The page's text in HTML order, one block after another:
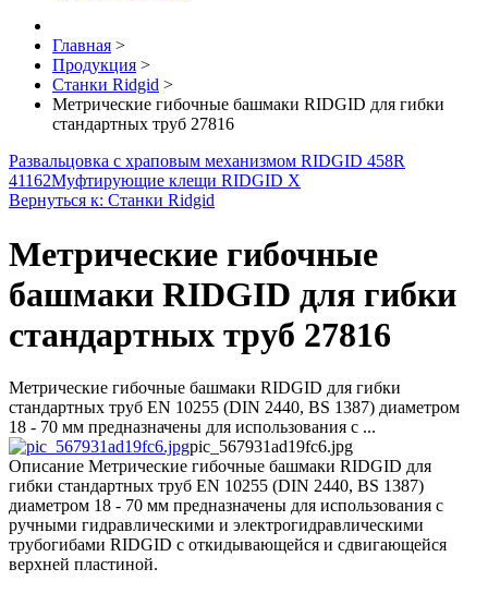
Главная >
Продукция >
Станки Ridgid >
Метрические гибочные башмаки RIDGID для гибки
стандартных труб 27816
Развальцовка с храповым механизмом RIDGID 458R
41162Муфтирующие клещи RIDGID X
Вернуться к: Станки Ridgid
Метрические гибочные
башмаки RIDGID для гибки
стандартных труб 27816
Метрические гибочные башмаки RIDGID для гибки
стандартных труб EN 10255 (DIN 2440, BS 1387) диаметром
18 - 70 мм предназначены для использования с ...
pic_567931ad19fc6.jpg
Описание Метрические гибочные башмаки RIDGID для
гибки стандартных труб EN 10255 (DIN 2440, BS 1387)
диаметром 18 - 70 мм предназначены для использования с
ручными гидравлическими и электрогидравлическими
трубогибами RIDGID с откидывающейся и сдвигающейся
верхней пластиной.